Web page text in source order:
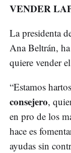
VENDER
La presidenta
Ana Beltrán,
quiere vender
“Estamos
consejero,
en pro de los
hace es
ayudas sin